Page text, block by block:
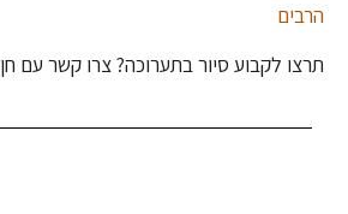
הרבים
תרצו לקבוע סיור בתערוכה? צרו קשר עם חן 0507284234